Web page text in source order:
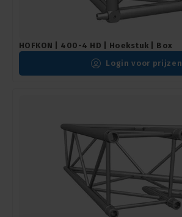
HOFKON | 400-4 HD | Hoekstuk | Box
Login voor prijzen